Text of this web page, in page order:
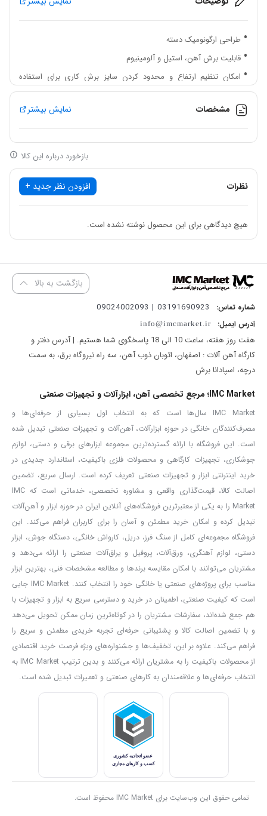
طراحی ارگونومیک دسته
قابلیت برش آهن، استیل و آلومینیوم
امکان تنظیم ارتفاع و محدود کردن سایز برش کاری برای استفاده
حداکثر از صفحه برش
دارای قفل کن شفت برای تعویض سریع صفحه برش
دارای گونیا با قابلیت تنظیم برش تا زاویه 45 درجه
موتور پر قدرت با توان واقعی 2400 وات
سهولت تعویض زغال با درپوش جداگانه
گیبرکس صنعتی مناسب برای برشکاری های مداوم و طولانی مدت
کلید ضد گرد و غبار و قفل کن کلید
طراحی ارگونومیک دسته برای کاهش فشار به کاربر در حین کار
حداکثر از صفحه برش
دارای قفل کن شفت جهت تعویض سریع و آسان صفحه برش
قابلیت برش آهن، استیل و آلومینیوم
گونیا با قابلیت تنظیم برش تا زاویه 45 درجه
قرارگیری و تنظیم گونیا در دو موقعیت متفاوت برای برش با مقاطع
مختلف
محافظ لاستیکی گارد
متحرک
آرمیچر نخ بندی شده و بالشتک عایق بندی شده صنعتی، تولید شده با
دستگاه های تمام اتوماتیک
پروفیل بر صنعتی نووا مدل 3510،یکی از محصولات برند نووا می باشد که
به واسطه طراحی منحصر به فرد و ارگونومیک،همچنین موتور قدرتمند
2400 واتی،در کارگاه ها و پروژه های ساختمانی کاربرد دارد.برخی اوقات
ممکن است فرآیند برش پروفیل ها به وسیله فرزهای آهنگری با مشکل
روبرو شود و کاربر را در حین انجام عملیات خسته کند.در این شرایط
استفاده از پروفیل بر صنعتی نووا مدل 3510 عقلانی خواهد بود.چرا که این
محصول، برش پروفیل را به راحتی و با سرعت بالا انجام خواهد داد.
این محصول به موتور قدرتمند 2400 وات مجهز می باشد که قابلیت فراهم
کردن سرعتی بالغ بر 3900 دور در دقیقه را دارد و قادر است برش ­­های
دقیق و ایمن را بر روی قطعات ایجاد کند.از این محصول به واسطه مجهز
بودن به کلیدهای ضد غبار،میتوان در پروژه های سنگین و ساختمانی
استفاده کرد. از ویژگی ها دیگر آن میتوان به گارد محافظ ثابت و
متحرک،طراحی ارگونومیک دسته و امکان تنظیم ارتفاع و محدود کردن
سایز برش کاری اشاره کرد.در ادامه جزئیات بیشتری را درباره این محصول
صنعت راه سازی
صنایع خودروسازی
مشخصات نمایش بیشتر
بازخورد درباره این کالا
نظرات افزودن نظر جدید +
هیچ دیدگاهی برای این محصول نوشته نشده است.
بازگشت به بالا
شماره تماس: 03191690923 | 09024002093
آدرس ایمیل: info@imcmarket.ir
هفت روز هفته، ساعت 10 الی 18 پاسخگوی شما هستیم. | آدرس دفتر و
کارگاه آهن آلات : اصفهان، اتوبان ذوب آهن، سه راه نیروگاه برق، به سمت
درچه، اسپادانا برش
IMC Market؛ مرجع تخصصی آهن، ابزارآلات و تجهیزات صنعتی
IMC Market سال‌ها است که به انتخاب اول بسیاری از حرفه‌ای‌ها و
مصرف‌کنندگان خانگی در حوزه ابزارآلات، آهن‌آلات و تجهیزات صنعتی تبدیل شده
است. این فروشگاه با ارائه گسترده‌ترین مجموعه ابزارهای برقی و دستی، لوازم
جوشکاری، تجهیزات کارگاهی و محصولات فلزی باکیفیت، استاندارد جدیدی در
خرید اینترنتی ابزار و تجهیزات صنعتی تعریف کرده است. ارسال سریع، تضمین
اصالت کالا، قیمت‌گذاری واقعی و مشاوره تخصصی، خدماتی است که IMC
Market را به یکی از معتبرترین فروشگاه‌های آنلاین ایران در حوزه ابزار و آهن‌آلات
تبدیل کرده و امکان خرید مطمئن و آسان را برای کاربران فراهم می‌کند. این
فروشگاه مجموعه‌ای کامل از سنگ فرز، دریل، کارواش خانگی، دستگاه جوش، ابزار
دستی، لوازم آهنگری، ورق‌آلات، پروفیل و یراق‌آلات صنعتی را ارائه می‌دهد و
مشتریان می‌توانند با امکان مقایسه برندها و مطالعه مشخصات فنی، بهترین ابزار
مناسب برای پروژه‌های صنعتی یا خانگی خود را انتخاب کنند. IMC Market جایی
است که کیفیت صنعتی، اطمینان در خرید و دسترسی سریع به ابزار و تجهیزات با
هم جمع شده‌اند، سفارشات مشتریان را در کوتاه‌ترین زمان ممکن تحویل می‌دهد
و با تضمین اصالت کالا و پشتیبانی حرفه‌ای تجربه خریدی مطمئن و سریع را
فراهم می‌کند. علاوه بر این، تخفیف‌ها و جشنواره‌های ویژه فرصت خرید اقتصادی
از محصولات باکیفیت را به مشتریان ارائه می‌کنند و بدین ترتیب IMC Market به
انتخاب حرفه‌ای‌ها و علاقه‌مندان به کارهای صنعتی و تعمیرات تبدیل شده است.
تمامی حقوق این وب‌سایت برای IMC Market محفوظ است.